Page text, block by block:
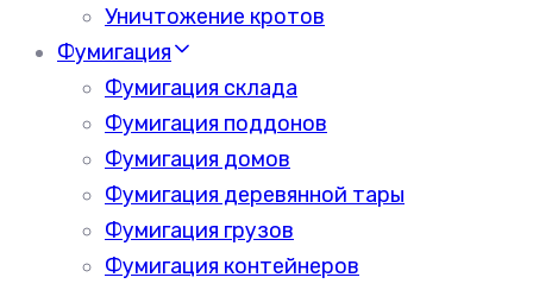
Уничтожение кротов
Фумигация
Фумигация склада
Фумигация поддонов
Фумигация домов
Фумигация деревянной тары
Фумигация грузов
Фумигация контейнеров